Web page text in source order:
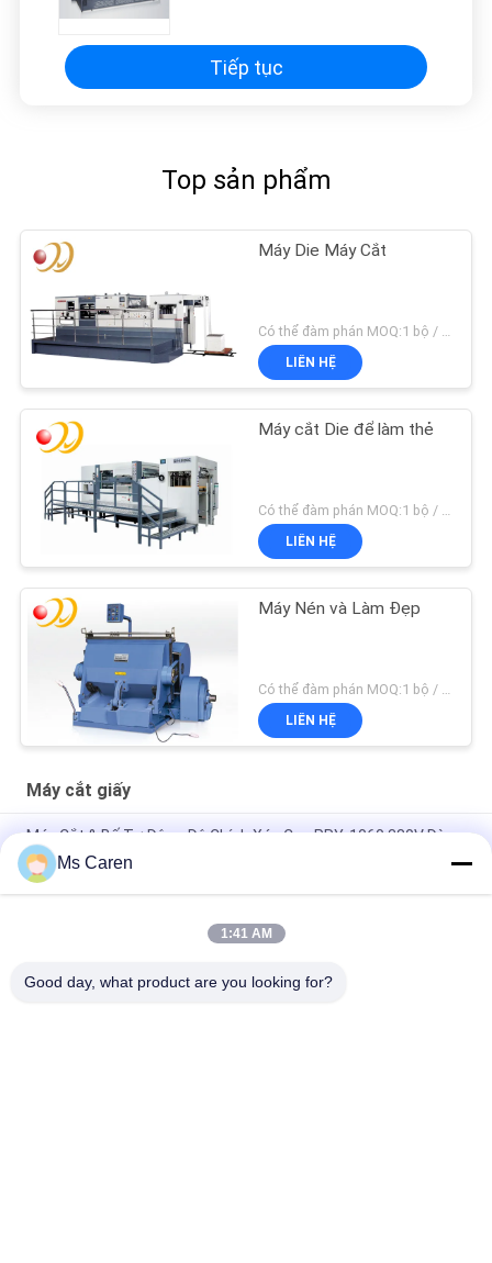
Tiếp tục
Top sản phẩm
Máy Die Máy Cắt
Có thể đàm phán MOQ:1 bộ / bộ
LIÊN HỆ
Máy cắt Die để làm thẻ
LIÊN HỆ
Máy Nén và Làm Đẹp
LIÊN HỆ
Máy cắt giấy
Máy Cắt & Bế Tự Động Độ Chính Xác Cao PRY-1060 380V Dùng
Cho Giấy
TYMK Hot Stamping và Die Cutting Machine với ZS Series
Ms Caren
1:41 AM
Good day, what product are you looking for?